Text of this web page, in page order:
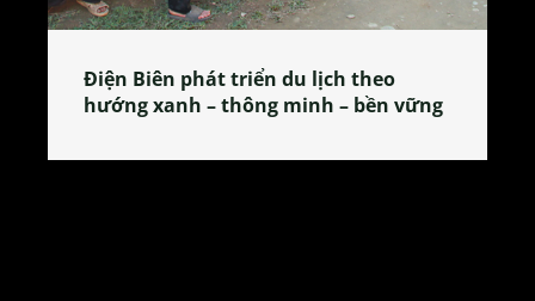
Làng làm bánh tẻ Phú Nhi – nơi lan
tỏa đặc sản xứ Đoài